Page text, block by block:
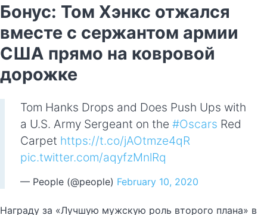
Бонус: Том Хэнкс отжался
вместе с сержантом армии
США прямо на ковровой
дорожке
Tom Hanks Drops and Does Push Ups with
a U.S. Army Sergeant on the #Oscars Red
Carpet https://t.co/jAOtmze4qR
pic.twitter.com/aqyfzMnlRq
— People (@people) February 10, 2020
Награду за «Лучшую мужскую роль второго плана» в